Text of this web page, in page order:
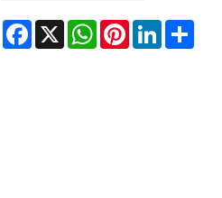
Facebook
X WhatsAppPinterestLinkedInShare